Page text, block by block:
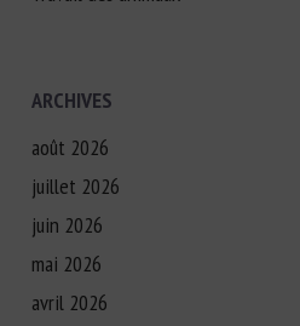
ARCHIVES
août 2026
juillet 2026
juin 2026
mai 2026
avril 2026